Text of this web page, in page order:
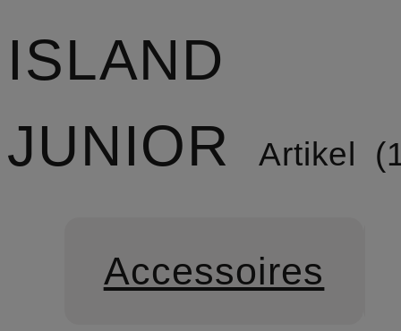
ISLAND
JUNIOR
Artikel
Accessoires